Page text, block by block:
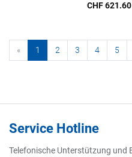
CHF 621.60
« 1 2 3 4 5
Service Hotline
Telefonische Unterstützung und